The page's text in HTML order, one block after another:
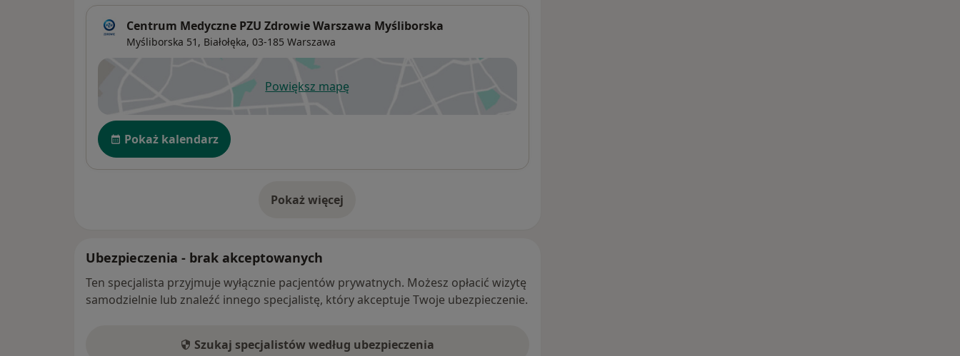
Centrum Medyczne PZU Zdrowie Warszawa Myśliborska
Myśliborska 51, Białołęka, 03-185 Warszawa
Powiększ mapęotwiera się w nowej karcie
Dostępność
Pokaż kalendarz
Pokaż więcej
o adresie
Ubezpieczenia - brak akceptowanych
Ten specjalista przyjmuje wyłącznie pacjentów prywatnych. Możesz opłacić wizytę
samodzielnie lub znaleźć innego specjalistę, który akceptuje Twoje ubezpieczenie.
Szukaj specjalistów według ubezpieczenia